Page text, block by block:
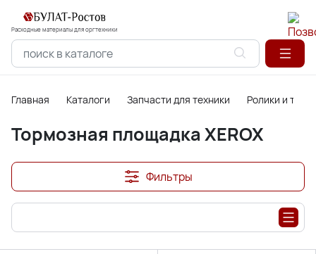
Расходные материалы для оргтехники
Главная Каталоги Запчасти для техники Ролики и
Тормозная площадка XEROX
Фильтры